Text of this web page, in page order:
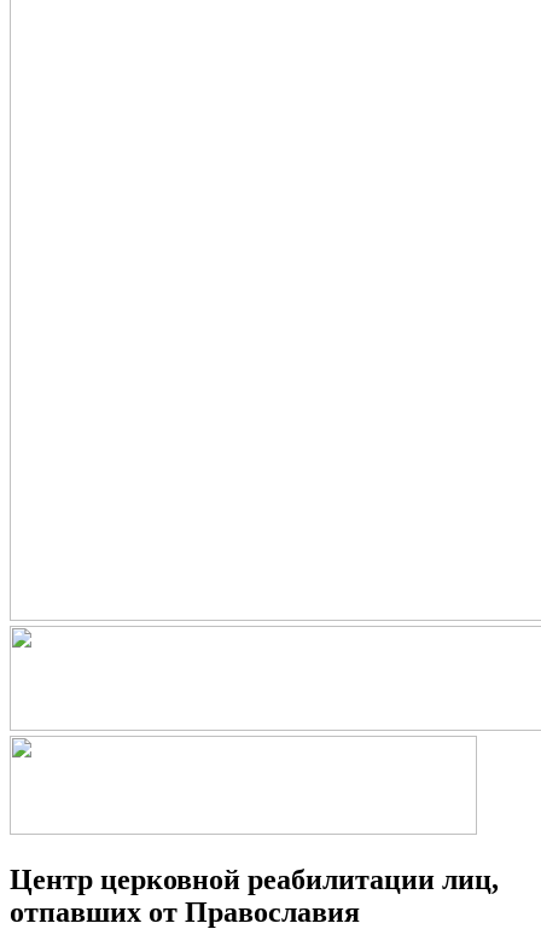
Центр церковной реабилитации лиц,
отпавших от Православия